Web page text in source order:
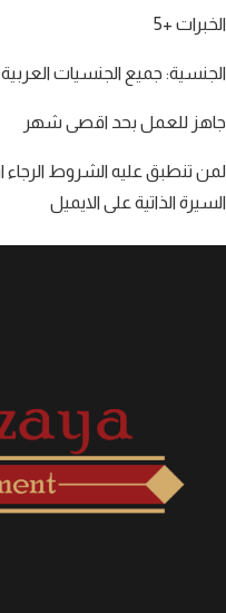
الخبرات +5
الجنسية: جميع الجنسيات العربية
جاهز للعمل بحد اقصى شهر
السيرة الذاتية على الايميل